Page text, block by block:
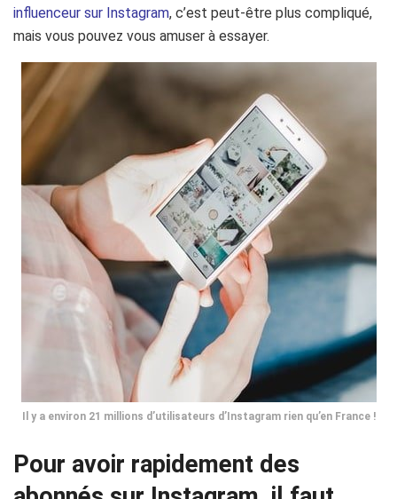
influenceur sur Instagram, c’est peut-être plus compliqué,
mais vous pouvez vous amuser à essayer.
Il y a environ 21 millions d’utilisateurs d’Instagram rien qu’en France !
Pour avoir rapidement des